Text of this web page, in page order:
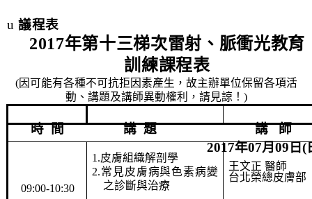
u 議程表
2017年第十三梯次雷射、脈衝光教育
訓練課程表
(因可能有各種不可抗拒因素產生，故主辦單位保留各項活
動、講題及講師異動權利，請見諒！ )
時 間 講 題 講
師
2017年07月 09 日 (
09:00-10:30
1.皮膚組織解剖學
2.常見皮膚病與色素病變
之診斷與治療
王文正 醫師
台北榮總皮膚部